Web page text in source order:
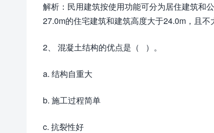
解析：民用建筑按使用功能可分为居住建筑和
27.0m的住宅建筑和建筑高度大于24.0m，且不
2、 混凝土结构的优点是（ ）。
a. 结构自重大
b. 施工过程简单
c. 抗裂性好